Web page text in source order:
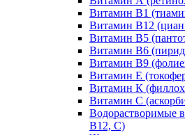
Витамин В1
Витамин В12
Витамин В5
Витамин В6
Витамин В9
Витамин Е
Витамин К
Витамин С
Водорастворимые
В12, С)